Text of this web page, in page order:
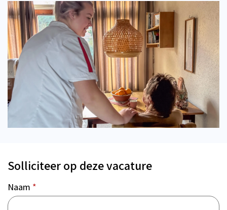
Solliciteer op deze vacature
Naam *